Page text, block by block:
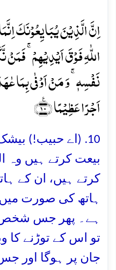
اِنَّ الَّذِیۡنَ یُبَایِعُوۡنَکَ
اللّٰہِ فَوۡقَ اَیۡدِیۡہِمۡ
نَفۡسِہٖ ۚ وَ مَنۡ اَوۡفٰی بِمَا
اَجۡرًا عَظِیۡمًا ﴿٪۱۰﴾
10. (اے حبیب!)
بیعت کرتے ہیں وہ
کرتے ہیں، ان کے
ہاتھ کی صورت میں)
ہے۔ پھر جس شخص
تو اس کے توڑنے کا
جان پر ہوگا اور